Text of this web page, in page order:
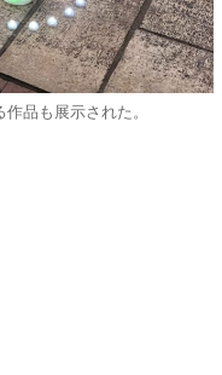
品も展示された。